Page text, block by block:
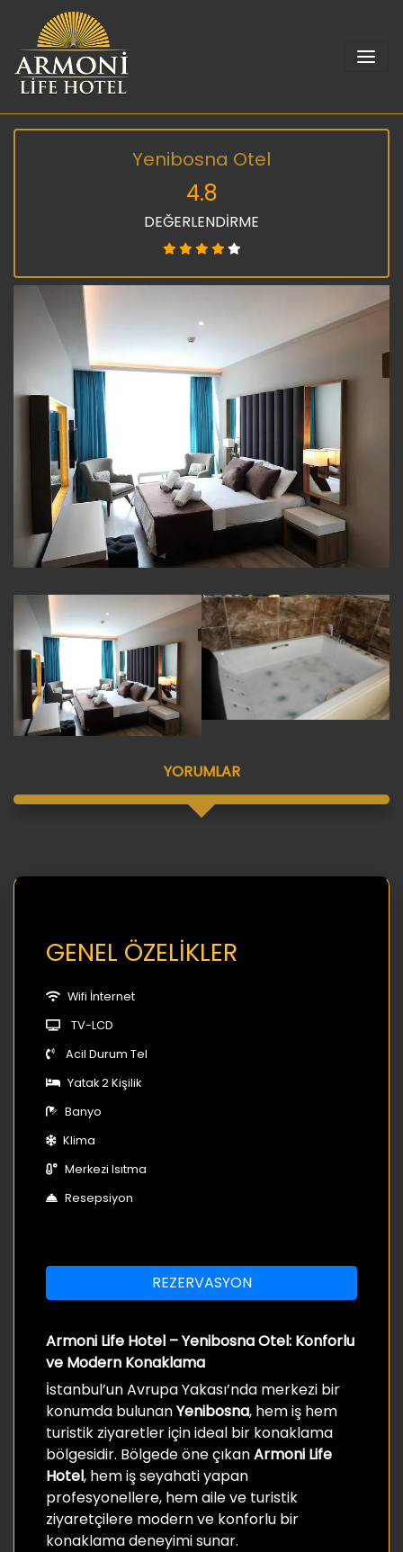
Yenibosna Otel
4.8
DEĞERLENDİRME
YORUMLAR
GENEL ÖZELİKLER
Wifi İnternet
TV-LCD
Acil Durum Tel
Yatak 2 Kişilik
Banyo
Klima
Merkezi Isıtma
Resepsiyon
REZERVASYON
Armoni Life Hotel – Yenibosna Otel: Konforlu
ve Modern Konaklama
İstanbul’un Avrupa Yakası’nda merkezi bir
konumda bulunanYenibosna, hem iş hem
turistik ziyaretler için ideal bir konaklama
bölgesidir. Bölgede öne çıkanArmoni Life
Hotel, hem iş seyahati yapan
profesyonellere, hem aile ve turistik
ziyaretçilere modern ve konforlu bir
konaklama deneyimi sunar.